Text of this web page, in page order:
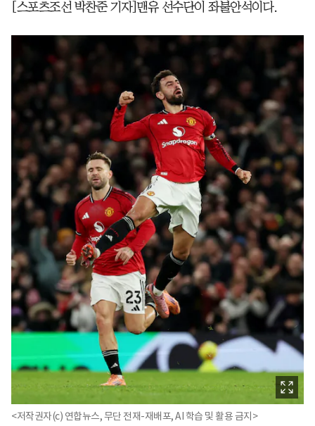
[스포츠조선 박찬준 기자]맨유 선수단이 좌불안석이다.
<저작권자(c) 연합뉴스, 무단 전재-재배포, AI 학습 및 활용 금지>